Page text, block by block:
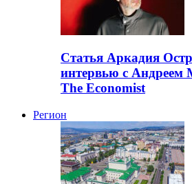
Статья Аркадия
интервью с Андреем
The Economist
Регион